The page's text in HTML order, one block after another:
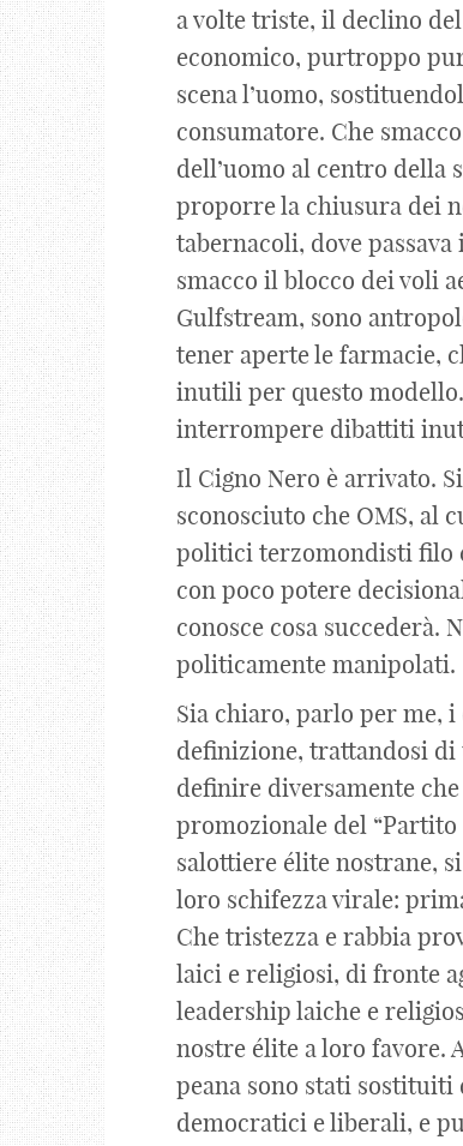
a volte triste, il declino del
economico, purtroppo
scena l’uomo,
consumatore. Che
dell’uomo al centro della
proporre la chiusura dei
tabernacoli, dove
smacco il blocco dei voli
Gulfstream, sono
tener aperte le farmacie,
inutili per questo
interrompere dibattiti
Il Cigno Nero è arrivato.
sconosciuto che OMS, al
politici terzomondisti filo
con poco potere
conosce cosa succederà.
politicamente manipolati.
Sia chiaro, parlo per me,
definizione, trattandosi di
definire diversamente
promozionale del
salottiere élite nostrane,
loro schifezza virale:
Che tristezza e rabbia
laici e religiosi, di fronte
leadership laiche e
nostre élite a loro favore.
peana sono stati sostituiti
democratici e liberali, e